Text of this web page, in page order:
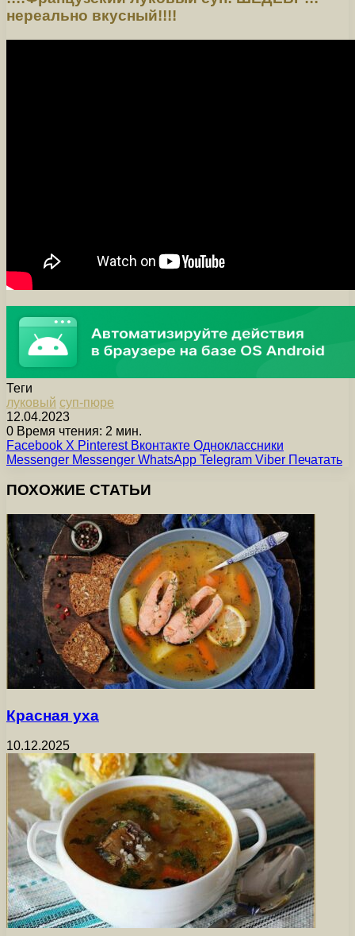
нереально вкусный!!!!
Теги
луковый суп-пюре
12.04.2023
0 Время чтения: 2 мин.
Facebook X Pinterest Вконтакте Одноклассники
Messenger Messenger WhatsApp Telegram Viber Печатать
ПОХОЖИЕ СТАТЬИ
Красная уха
10.12.2025